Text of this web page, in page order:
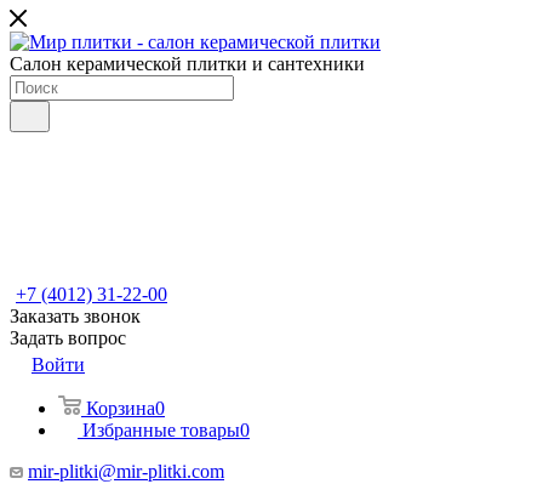
Салон керамической плитки и сантехники
+7 (4012) 31-22-00
Заказать звонок
Задать вопрос
Войти
Корзина0
Избранные товары0
mir-plitki@mir-plitki.com